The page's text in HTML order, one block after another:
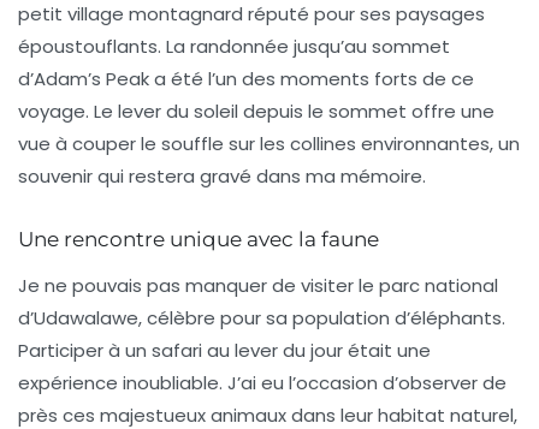
petit village montagnard réputé pour ses paysages
époustouflants. La randonnée jusqu’au sommet
d’Adam’s Peak a été l’un des moments forts de ce
voyage. Le lever du soleil depuis le sommet offre une
vue à couper le souffle sur les collines environnantes, un
souvenir qui restera gravé dans ma mémoire.
Une rencontre unique avec la faune
Je ne pouvais pas manquer de visiter le parc national
d’Udawalawe, célèbre pour sa population d’éléphants.
Participer à un safari au lever du jour était une
expérience inoubliable. J’ai eu l’occasion d’observer de
près ces majestueux animaux dans leur habitat naturel,